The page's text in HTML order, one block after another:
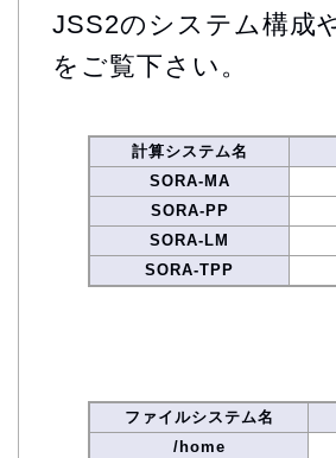
JSS2のシステム構成
をご覧下さい。
計算システム名
SORA-MA
SORA-PP
SORA-LM
SORA-TPP
ファイルシステム名
/home